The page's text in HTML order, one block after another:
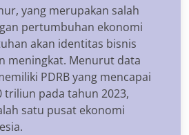
yang merupakan salah
pertumbuhan ekonomi
akan identitas bisnis
meningkat. Menurut data
PDRB yang mencapai
triliun pada tahun 2023,
satu pusat ekonomi